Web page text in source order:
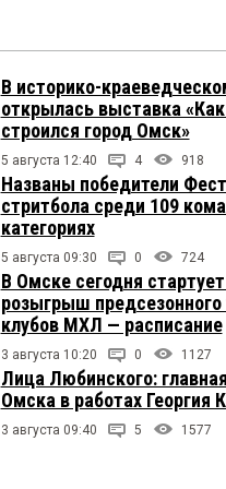
В историко-
открылась выставка
строился город Омск»
5 августа 12:40 4 918
Названы победители
стритбола среди 109
категориях
5 августа 09:30 0 724
В Омске сегодня
розыгрыш предсезонного
клубов МХЛ — расписание
3 августа 10:20 0 1127
Лица Любинского:
Омска в работах
3 августа 09:40 5 1577